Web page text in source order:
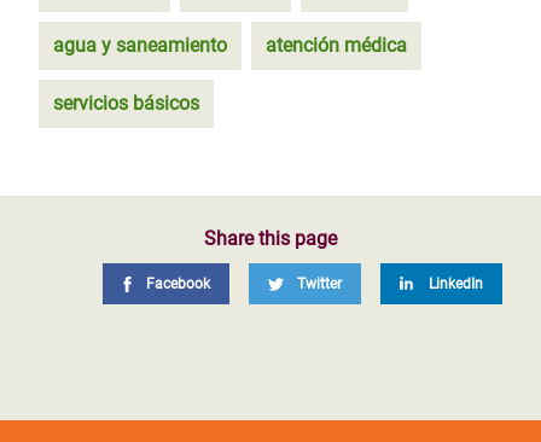
agua y saneamiento atención médica
servicios básicos
Share this page
Facebook Twitter LinkedIn